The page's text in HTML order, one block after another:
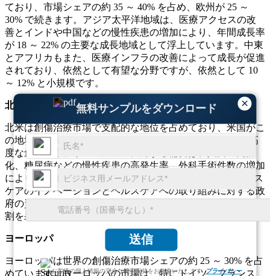
×
無料サンプルをダウンロード
送信
お客様の個人情報の完全な機密保持をお約束いたします.プライバシー
ており、市場シェアの約 35 ～ 40% を占め、欧州が 25 ～
30% で続きます。アジア太平洋地域は、医療アクセスの改
善とインドや中国などの慢性疾患の増加により、年間成長率
が 18 ～ 22% の主要な成長地域として浮上しています。中東
とアフリカもまた、医療インフラの改善によって成長が促進
されており、依然として有望な分野ですが、依然として 10
～ 12% と小規模です。
北米
北米は創傷治療市場で支配的な地位を占めており、米国がこ
の地域のシェアの約 80% を占めています。米国における高
度な創傷治療ソリューションに対する需要は、人口の高齢
化、糖尿病などの慢性疾患の高発生率、外科手術件数の増加
により、毎年10～15%増加すると予測されています。ヘルス
ケアのイノベーションとヘルスケアへの取り組みに対する政
府の資金提供への焦点も、この地域の市場の成長に重要な役
割を果たしています。
ヨーロッパ
ヨーロッパは世界の創傷治療市場シェアの約 25 ～ 30% を占
めています。ヨーロッパの市場は、特にドイツ、フランス、